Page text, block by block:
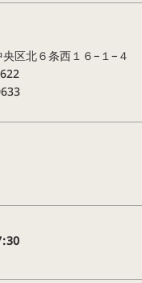
区北６条西１６−１−４